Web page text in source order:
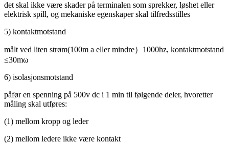
det skal ikke være skader på terminalen som sprekker, løshet eller
elektrisk spill, og mekaniske egenskaper skal tilfredsstilles
5) kontaktmotstand
målt ved liten strøm(100m a eller mindre） 1000hz, kontaktmotstand
≤30mω
6) isolasjonsmotstand
påfør en spenning på 500v dc i 1 min til følgende deler, hvoretter
måling skal utføres:
(1) mellom kropp og leder
(2) mellom ledere ikke være kontakt